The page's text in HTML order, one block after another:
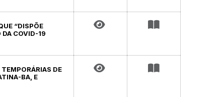
“DISPÕE
DA COVID-19
DE
BA, E